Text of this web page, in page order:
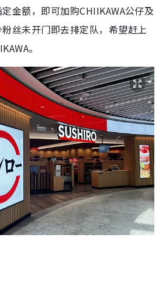
金额，即可加购CHIIKAWA公仔及
丝未开门即去排定队，希望赶上
。